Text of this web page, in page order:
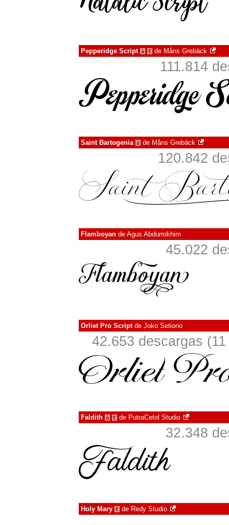
Pepperidge Script à € de Måns Grebäck
111.814
Saint Bartogenia à de Måns Grebäck
120.842
Flamboyan de Agus Abdurrokhim
45.022
Orliet Pro Scriptde Joko Setiono
42.653 descargas
Faldith à € de PutraCetol Studio
32.348
Holy Mary € de Redy Studio